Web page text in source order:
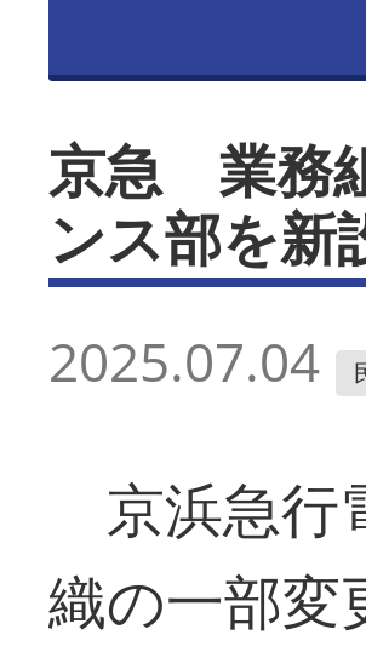
京急 業務
ンス部を新
2025.07.04
京浜急行
織の一部変